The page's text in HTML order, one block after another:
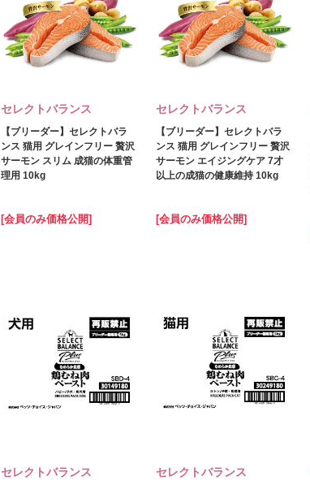
セレクトバランス
【ブリーダー】セレクトバラ
ンス 猫用 グレインフリー 贅沢
サーモン スリム 成猫の体重管
理用 10kg
[会員のみ価格公開]
セレクトバランス
【ブリーダー】セレクトバラ
ンス 猫用 グレインフリー 贅沢
サーモン エイジングケア 7才
以上の成猫の健康維持 10kg
[会員のみ価格公開]
セレクトバランス セレクトバランス